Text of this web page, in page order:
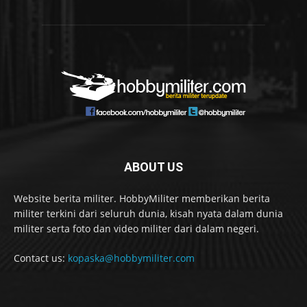
ABOUT US
Website berita militer. HobbyMiliter memberikan berita
militer terkini dari seluruh dunia, kisah nyata dalam dunia
militer serta foto dan video militer dari dalam negeri.
Contact us: kopaska@hobbymiliter.com